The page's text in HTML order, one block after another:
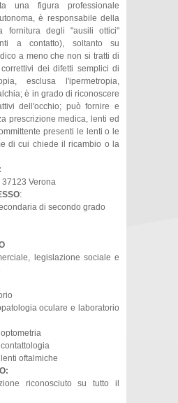
una figura professionale
è responsabile della
fornitura degli "ausili ottici"
a contatto), soltanto su
a meno che non si tratti di
dei difetti semplici di
esclusa l'ipermetropia,
è in grado di riconoscere
dell'occhio; può fornire e
prescrizione medica, lenti ed
presenti le lenti o le
di cui chiede il ricambio o la
37123 Verona
:
di secondo grado
legislazione sociale e
oculare e laboratorio
oftalmiche
riconosciuto su tutto il